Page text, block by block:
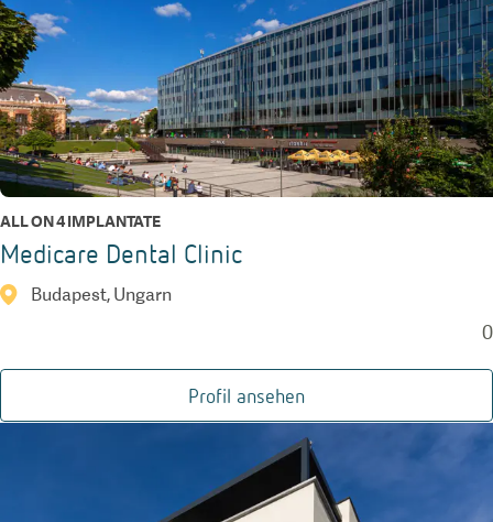
ALL ON 4 IMPLANTATE
Medicare Dental Clinic
Budapest, Ungarn
0
Profil ansehen